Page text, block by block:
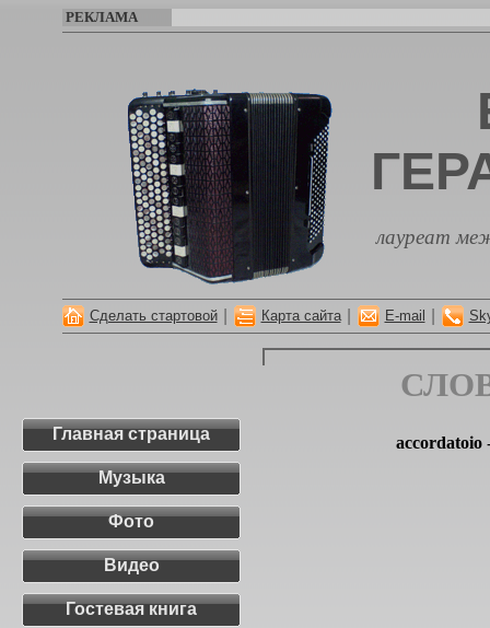
РЕКЛАМА
лауреат
Сделать стартовой Карта сайта E-mail
Главная страница
Музыка
Фото
Видео
Гостевая книга
accordatoio